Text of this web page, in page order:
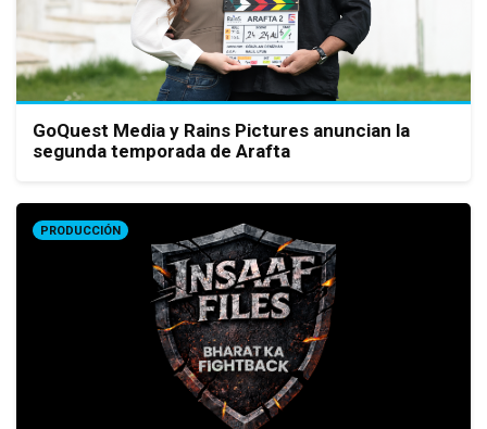
GoQuest Media y Rains Pictures anuncian la
segunda temporada de Arafta
PRODUCCIÓN